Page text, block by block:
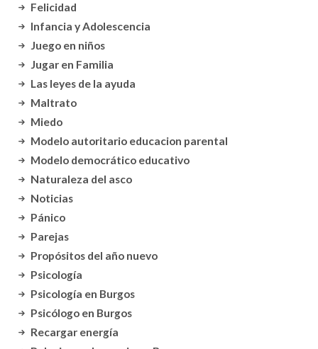
Felicidad
Infancia y Adolescencia
Juego en niños
Jugar en Familia
Las leyes de la ayuda
Maltrato
Miedo
Modelo autoritario educacion parental
Modelo democrático educativo
Naturaleza del asco
Noticias
Pánico
Parejas
Propósitos del año nuevo
Psicología
Psicología en Burgos
Psicólogo en Burgos
Recargar energía